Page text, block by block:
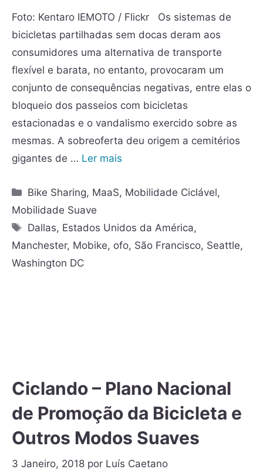
Foto: Kentaro IEMOTO / Flickr Os sistemas de
bicicletas partilhadas sem docas deram aos
consumidores uma alternativa de transporte
flexível e barata, no entanto, provocaram um
conjunto de consequências negativas, entre elas o
bloqueio dos passeios com bicicletas
estacionadas e o vandalismo exercido sobre as
mesmas. A sobreoferta deu origem a cemitérios
gigantes de … Ler mais
Bike Sharing, MaaS, Mobilidade Ciclável,
Mobilidade Suave
Dallas, Estados Unidos da América,
Manchester, Mobike, ofo, São Francisco, Seattle,
Washington DC
Ciclando – Plano Nacional
de Promoção da Bicicleta e
Outros Modos Suaves
3 Janeiro, 2018 por Luís Caetano